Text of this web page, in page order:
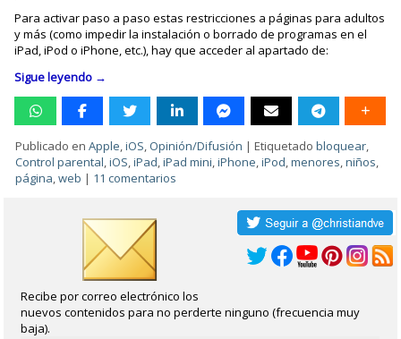
Para activar paso a paso estas restricciones a páginas para adultos
y más (como impedir la instalación o borrado de programas en el
iPad, iPod o iPhone, etc.), hay que acceder al apartado de:
Sigue leyendo →
Publicado en Apple,iOS, Opinión/Difusión |Etiquetado bloquear,
Control parental,iOS,iPad,iPad mini,iPhone,iPod,menores,niños,
página,web | 11 comentarios
Recibe por correo electrónico los
nuevos contenidos para no perderte ninguno (frecuencia muy
baja).